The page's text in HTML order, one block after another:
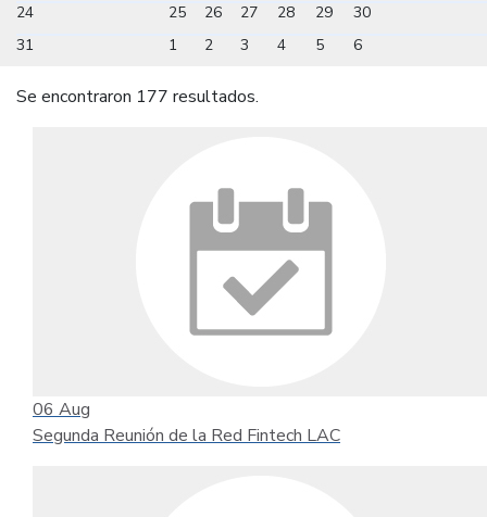
24
25 26 27 28 29
30
31
1 2 3 4 5 6
Se encontraron 177 resultados.
06 Aug
Segunda Reunión de la Red Fintech LAC